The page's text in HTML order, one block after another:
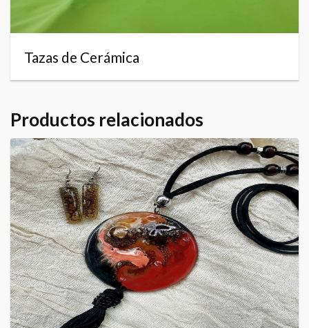
Tazas de Cerámica
Productos relacionados